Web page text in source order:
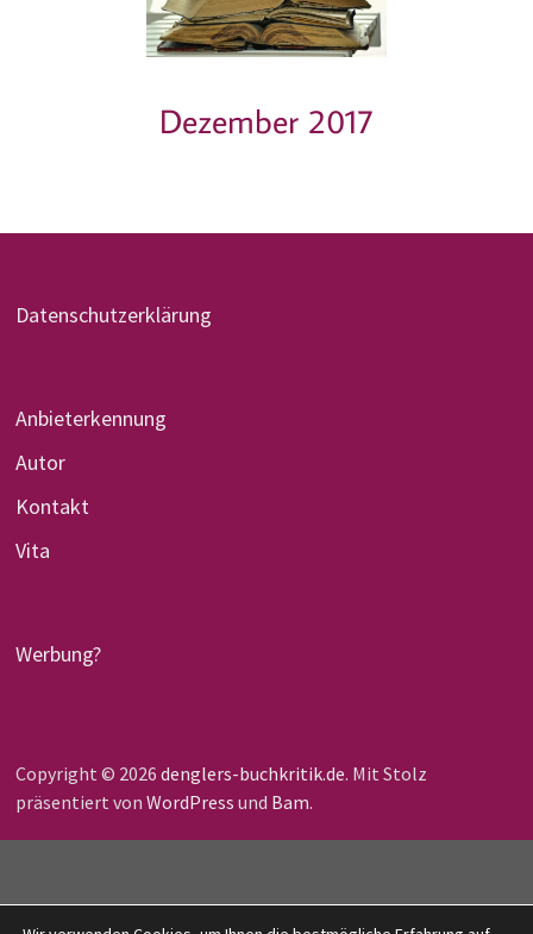
Dezember 2017
Datenschutzerklärung
Anbieterkennung
Autor
Kontakt
Vita
Werbung?
Copyright © 2026 denglers-buchkritik.de. Mit Stolz
präsentiert von WordPress und Bam.